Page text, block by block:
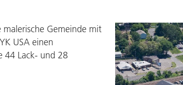
Gemeinde mit
USA einen
44 Lack- und 28